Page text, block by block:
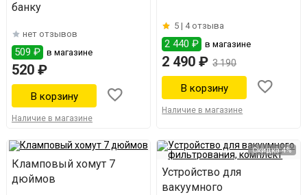
банку
нет отзывов
509 ₽ в магазине
520 ₽
Наличие в магазине
5 | 4 отзыва
2 440 ₽ в магазине
2 490 ₽ 3 190
Наличие в магазине
Кламповый хомут 7
дюймов
Скидка 4%
Устройство для
вакуумного